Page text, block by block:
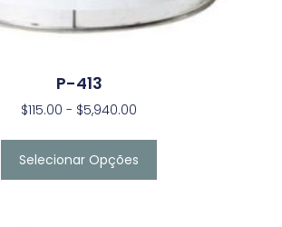
P-413
$115.00 - $5,940.00
Selecionar Opções